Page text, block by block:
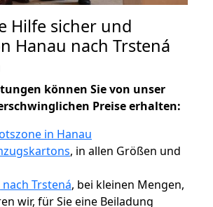
Hilfe sicher und
Hanau nach Trstená
können Sie von unser
Preise erhalten:
in Hanau
, in allen Größen und
Trstená, bei kleinen Mengen,
wir, für Sie eine Beiladung